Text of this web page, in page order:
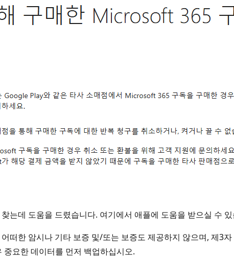
는데 도움을 드렸습니다. 여기에서 애플에 도움을 받으실 수
떠한 암시나 기타 보증 및/또는 보증도 제공하지 않으며, 제3
중요한 데이터를 먼저 백업하십시오.